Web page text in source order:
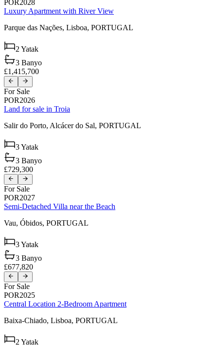
POR2028
Luxury Apartment with River View
Parque das Nações, Lisboa, PORTUGAL
2 Yatak
3 Banyo
£1,415,700
For Sale
POR2026
Land for sale in Troia
Salir do Porto, Alcácer do Sal, PORTUGAL
3Yatak
3 Banyo
£729,300
For Sale
POR2027
Semi-Detached Villa near the Beach
Vau, Óbidos, PORTUGAL
3Yatak
3 Banyo
£677,820
For Sale
POR2025
Central Location 2-Bedroom Apartment
Baixa-Chiado, Lisboa, PORTUGAL
2 Yatak